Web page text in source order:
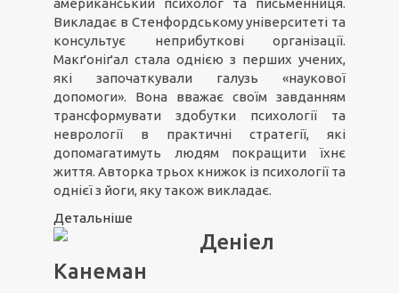
американський психолог та письменниця.
Викладає в Стенфордському університеті та
консультує неприбуткові організації.
Макґоніґал стала однією з перших учених,
які започаткували галузь «наукової
допомоги». Вона вважає своїм завданням
трансформувати здобутки психології та
неврології в практичні стратегії, які
допомагатимуть людям покращити їхнє
життя. Авторка трьох книжок із психології та
однієї з йоги, яку також викладає.
Детальніше
Деніел
Канеман